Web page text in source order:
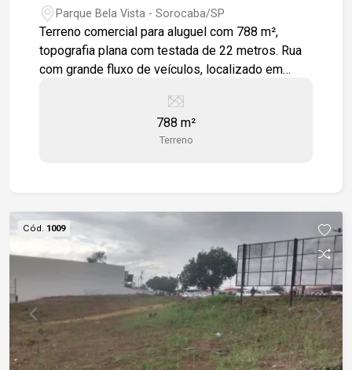
Parque Bela Vista - Sorocaba/SP
Terreno comercial para aluguel com 788 m²,
topografia plana com testada de 22 metros. Rua
com grande fluxo de veículos, localizado em
788 m²
Terreno
Cód. 1009